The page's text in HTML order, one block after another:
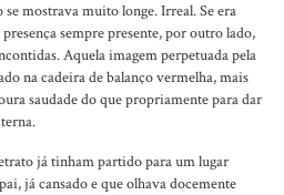
se mostrava muito longe. Irreal. Se era
sempre presente, por outro lado,
Aquela imagem perpetuada pela
na cadeira de balanço vermelha, mais
saudade do que propriamente para dar
já tinham partido para um lugar
já cansado e que olhava docemente